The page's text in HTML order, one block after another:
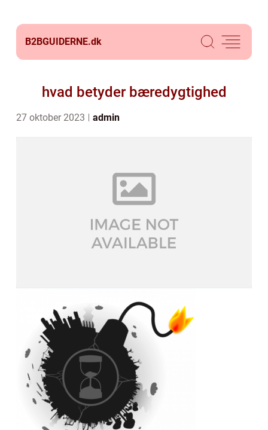
B2BGUIDERNE.dk
hvad betyder bæredygtighed
27 oktober 2023 admin